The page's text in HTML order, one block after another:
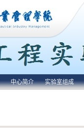
中心简介 实验室组成